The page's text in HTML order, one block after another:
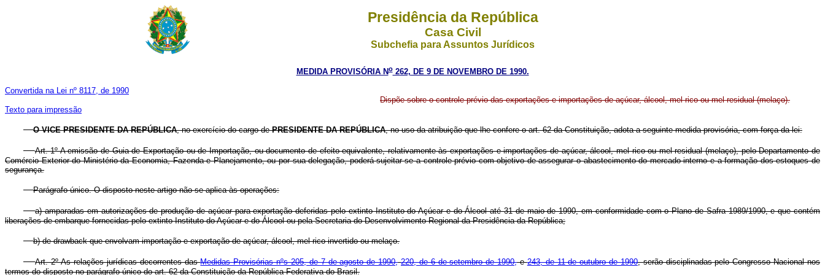
Presidência da República
Casa Civil
Subchefia para Assuntos Jurídicos
MEDIDA PROVISÓRIA No262, DE 9 DE NOVEMBRO DE 1990.
Convertida na Lei nº 8117, de 1990
Texto para impressão
Dispõe sobre o controle prévio das exportações e importações de açúcar, álcool, mel rico ou mel residual (melaço).
O VICE PRESIDENTE DA REPÚBLICA, no exercício do cargo dePRESIDENTE DA REPÚBLICA, no uso da atribuição que lhe confere o art. 62 da Constituição, adota a seguinte medida provisória, com força da lei:
Art. 1º A emissão de Guia de Exportação ou de Importação, ou documento de efeito equivalente, relativamente às exportações e importações de açúcar, álcool, mel rico ou mel residual (melaço), pelo Departamento de
Comércio Exterior do Ministério da Economia, Fazenda e Planejamento, ou por sua delegação, poderá sujeitar-se a controle prévio com objetivo de assegurar o abastecimento do mercado interno e a formação dos estoques de
segurança.
Parágrafo único. O disposto neste artigo não se aplica às operações:
a) amparadas em autorizações de produção de açúcar para exportação deferidas pelo extinto Instituto do Açúcar e do Álcool até 31 de maio de 1990, em conformidade com o Plano de Safra 1989/1990, e que contém
liberações de embarque fornecidas pelo extinto Instituto do Açúcar e do Álcool ou pela Secretaria do Desenvolvimento Regional da Presidência da República;
b) de drawback que envolvam importação e exportação de açúcar, álcool, mel rico invertido ou melaço.
Art. 2º As relações jurídicas decorrentes dasMedidas Provisórias nºs 205, de 7 de agosto de 1990, 220, de 6 de setembro de 1990,e243, de 11 de outubro de 1990, serão disciplinadas pelo Congresso Nacional nos
termos do disposto no parágrafo único do art. 62 da Constituição da República Federativa do Brasil.